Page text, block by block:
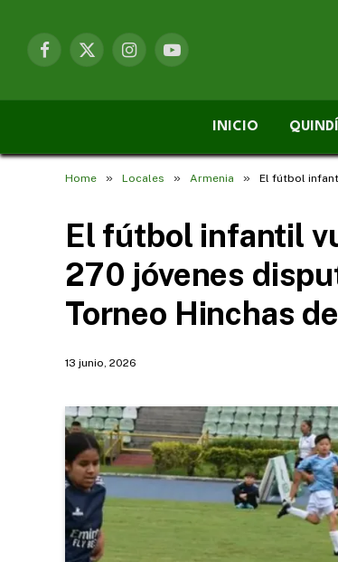
Facebook
X
InstagramYouTube
INICIO
Home » Locales » Armenia » El fútbol
El fútbol infantil
270 jóvenes
Torneo Hinchas
13 junio, 2026